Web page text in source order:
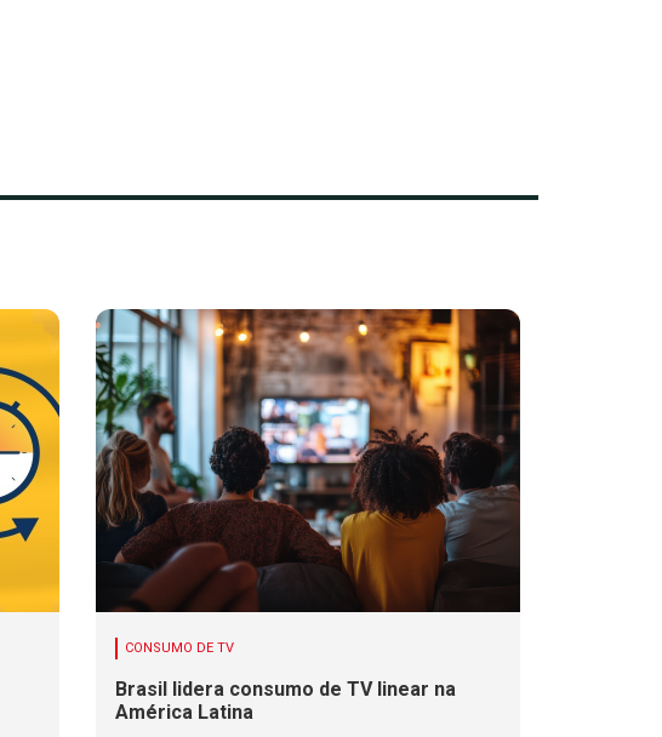
CONSUMO DE TV
Brasil lidera consumo de TV linear na
América Latina